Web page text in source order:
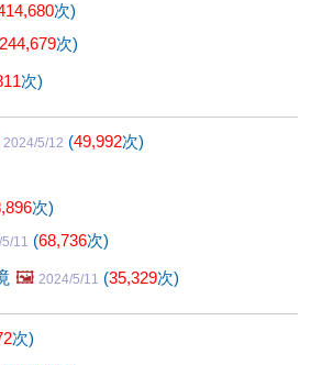
次)
244,679次)
次)
2024/5/12 (49,992次)
次)
11 (68,736次)
🖼️ 2024/5/11 (35,329次)
次)